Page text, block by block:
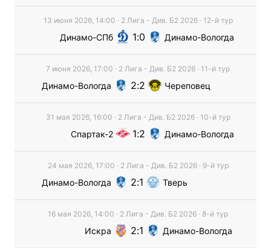
13 июня 2026, 14:00 · 2 Лига - Див. Б2 2026· 12-й тур
Динамо-СПб 1 0 Динамо-Вологда
7 июня 2026, 17:00 · 2 Лига - Див. Б2 2026 · 11-й тур
Динамо-Вологда 2 2 Череповец
31 мая 2026, 16:00 · 2 Лига - Див. Б2 2026· 10-й тур
Спартак-2 1 2 Динамо-Вологда
24 мая 2026, 17:00 · 2 Лига - Див. Б2 2026· 9-й тур
Динамо-Вологда 2 1 Тверь
16 мая 2026, 14:00 · 2 Лига - Див. Б2 2026 · 8-й тур
Искра 2 1 Динамо-Вологда